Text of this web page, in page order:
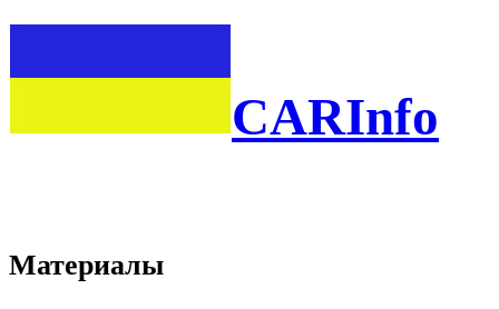
CARInfo
Материалы